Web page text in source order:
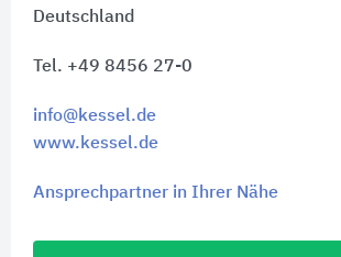
Deutschland
Tel. +49 8456 27-0
info@kessel.de
www.kessel.de
Ansprechpartner in Ihrer Nähe